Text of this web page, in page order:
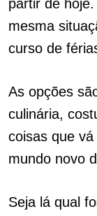
partir de
mesma
curso de
As opções
culinária,
coisas que
mundo novo
Seja lá qual